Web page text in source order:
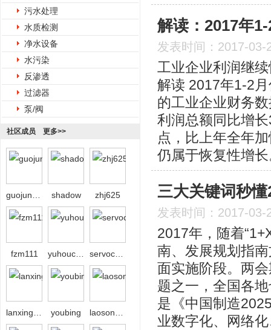
污水处理
水质检测
净水设备
水污染
反渗透
过滤器
泵/阀
社区成员 更多>>
shadow zhj625
fzm111
youbing
解读：2017年
发表时间：2017-03-
工业企业利润继
解读 2017年1-2
的工业企业财务
利润总额同比增
点，比上年全年
仍属于恢复性增
三大关键词秒
发表时间：2017-03-
2017年，随着
南、发展规划指
面实施阶段。两
题之一，全国各
是《中国制造
业数字化、网络